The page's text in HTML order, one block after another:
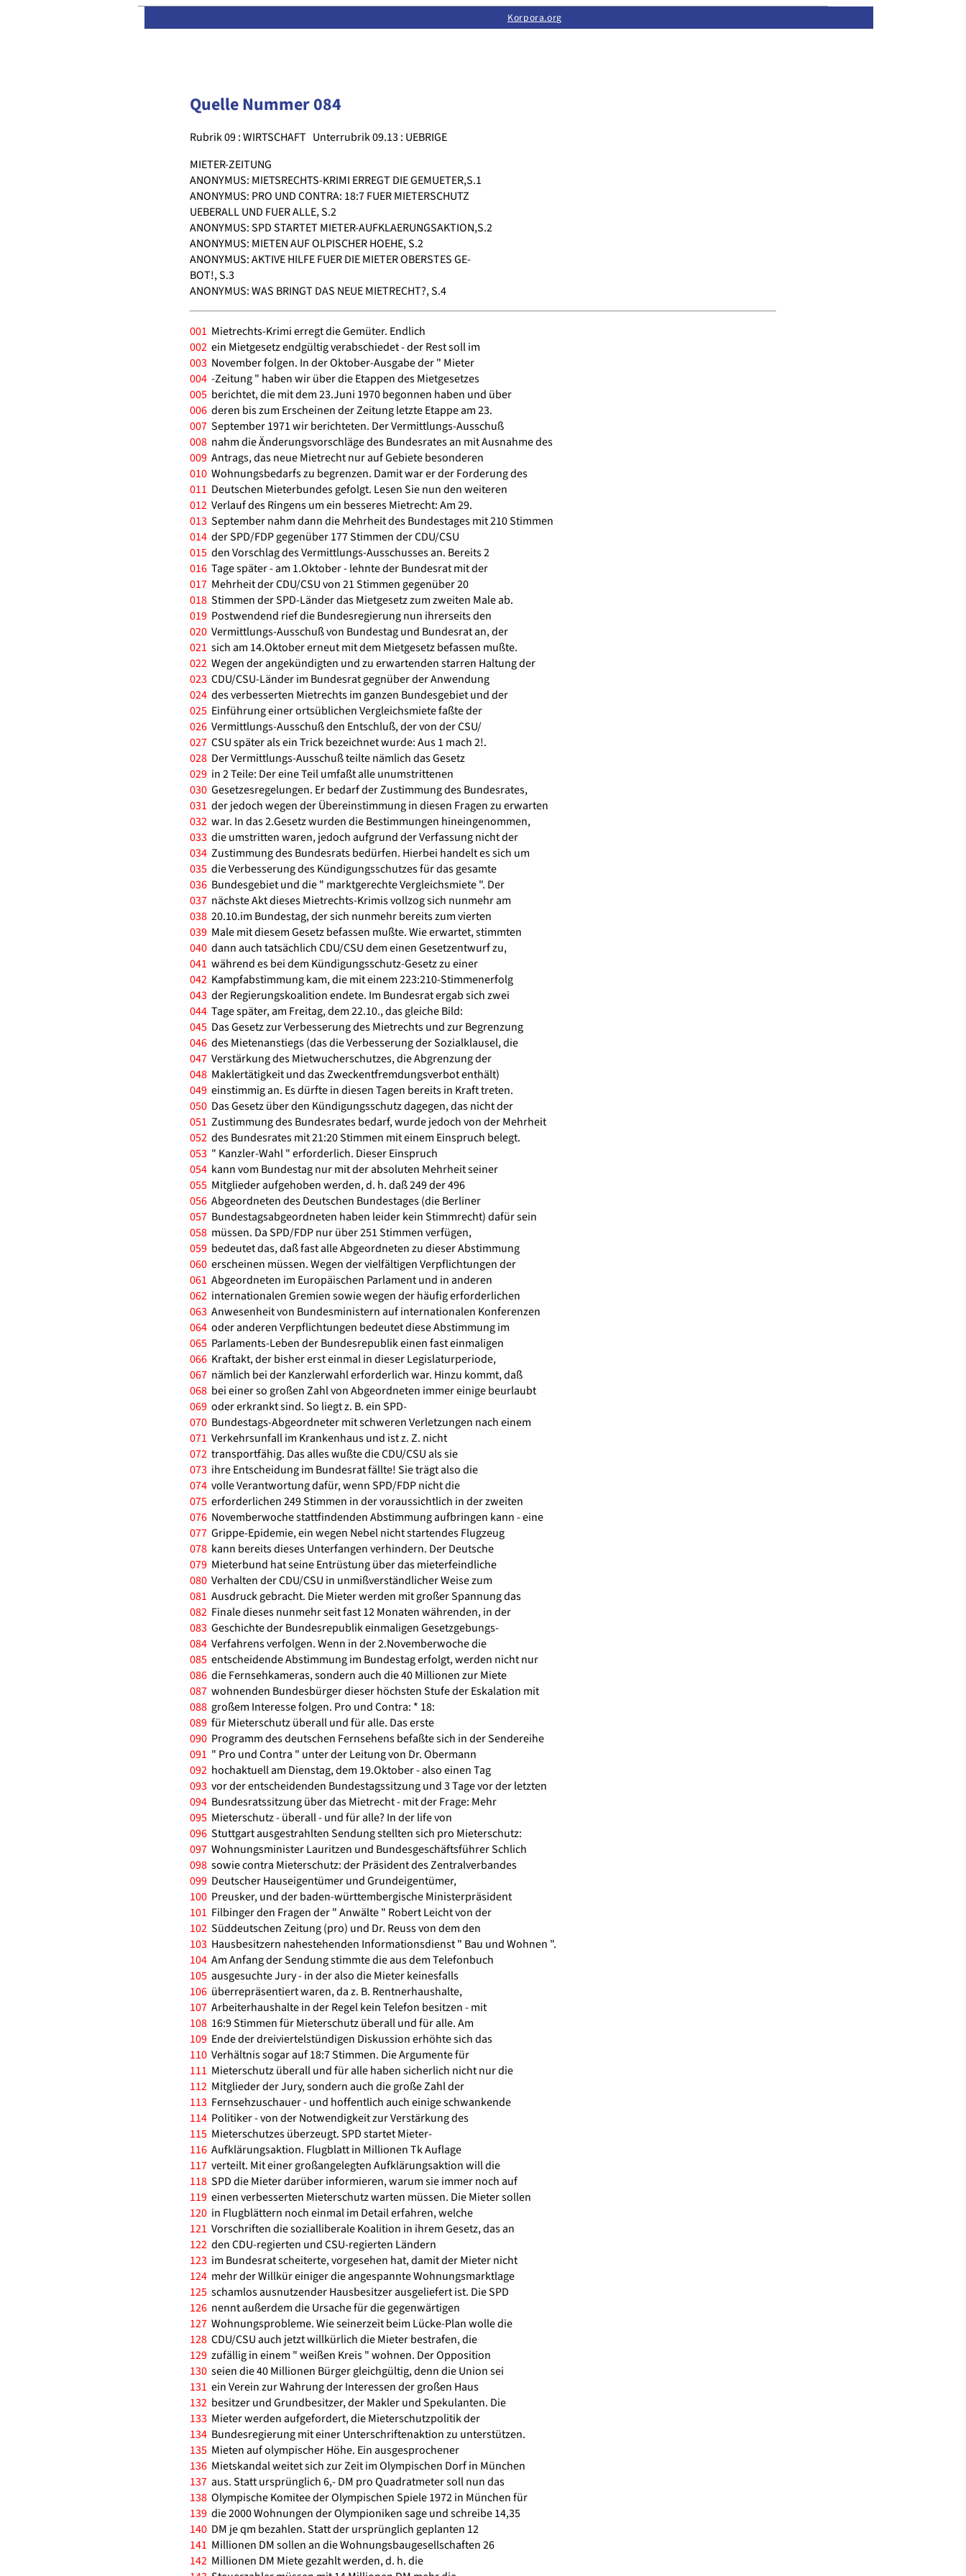
Feedback·Korpora.org
Quelle Nummer 084
Rubrik 09 : WIRTSCHAFT Unterrubrik 09.13 : UEBRIGE
MIETER-ZEITUNG
ANONYMUS: MIETSRECHTS-KRIMI ERREGT DIE GEMUETER,S.1
ANONYMUS: PRO UND CONTRA: 18:7 FUER MIETERSCHUTZ
UEBERALL UND FUER ALLE, S.2
ANONYMUS: SPD STARTET MIETER-AUFKLAERUNGSAKTION,S.2
ANONYMUS: MIETEN AUF OLPISCHER HOEHE, S.2
ANONYMUS: AKTIVE HILFE FUER DIE MIETER OBERSTES GE-
BOT!, S.3
ANONYMUS: WAS BRINGT DAS NEUE MIETRECHT?, S.4
001 Mietrechts-Krimi erregt die Gemüter. Endlich
002 ein Mietgesetz endgültig verabschiedet - der Rest soll im
003 November folgen. In der Oktober-Ausgabe der " Mieter
004 -Zeitung " haben wir über die Etappen des Mietgesetzes
005 berichtet, die mit dem 23.Juni 1970 begonnen haben und über
006 deren bis zum Erscheinen der Zeitung letzte Etappe am 23.
007 September 1971 wir berichteten. Der Vermittlungs-Ausschuß
008 nahm die Änderungsvorschläge des Bundesrates an mit Ausnahme des
009 Antrags, das neue Mietrecht nur auf Gebiete besonderen
010 Wohnungsbedarfs zu begrenzen. Damit war er der Forderung des
011 Deutschen Mieterbundes gefolgt. Lesen Sie nun den weiteren
012 Verlauf des Ringens um ein besseres Mietrecht: Am 29.
013 September nahm dann die Mehrheit des Bundestages mit 210 Stimmen
014 der SPD/FDP gegenüber 177 Stimmen der CDU/CSU
015 den Vorschlag des Vermittlungs-Ausschusses an. Bereits 2
016 Tage später - am 1.Oktober - lehnte der Bundesrat mit der
017 Mehrheit der CDU/CSU von 21 Stimmen gegenüber 20
018 Stimmen der SPD-Länder das Mietgesetz zum zweiten Male ab.
019 Postwendend rief die Bundesregierung nun ihrerseits den
020 Vermittlungs-Ausschuß von Bundestag und Bundesrat an, der
021 sich am 14.Oktober erneut mit dem Mietgesetz befassen mußte.
022 Wegen der angekündigten und zu erwartenden starren Haltung der
023 CDU/CSU-Länder im Bundesrat gegnüber der Anwendung
024 des verbesserten Mietrechts im ganzen Bundesgebiet und der
025 Einführung einer ortsüblichen Vergleichsmiete faßte der
026 Vermittlungs-Ausschuß den Entschluß, der von der CSU/
027 CSU später als ein Trick bezeichnet wurde: Aus 1 mach 2!.
028 Der Vermittlungs-Ausschuß teilte nämlich das Gesetz
029 in 2 Teile: Der eine Teil umfaßt alle unumstrittenen
030 Gesetzesregelungen. Er bedarf der Zustimmung des Bundesrates,
031 der jedoch wegen der Übereinstimmung in diesen Fragen zu erwarten
032 war. In das 2.Gesetz wurden die Bestimmungen hineingenommen,
033 die umstritten waren, jedoch aufgrund der Verfassung nicht der
034 Zustimmung des Bundesrats bedürfen. Hierbei handelt es sich um
035 die Verbesserung des Kündigungsschutzes für das gesamte
036 Bundesgebiet und die " marktgerechte Vergleichsmiete ". Der
037 nächste Akt dieses Mietrechts-Krimis vollzog sich nunmehr am
038 20.10.im Bundestag, der sich nunmehr bereits zum vierten
039 Male mit diesem Gesetz befassen mußte. Wie erwartet, stimmten
040 dann auch tatsächlich CDU/CSU dem einen Gesetzentwurf zu,
041 während es bei dem Kündigungsschutz-Gesetz zu einer
042 Kampfabstimmung kam, die mit einem 223:210-Stimmenerfolg
043 der Regierungskoalition endete. Im Bundesrat ergab sich zwei
044 Tage später, am Freitag, dem 22.10., das gleiche Bild:
045 Das Gesetz zur Verbesserung des Mietrechts und zur Begrenzung
046 des Mietenanstiegs (das die Verbesserung der Sozialklausel, die
047 Verstärkung des Mietwucherschutzes, die Abgrenzung der
048 Maklertätigkeit und das Zweckentfremdungsverbot enthält)
049 einstimmig an. Es dürfte in diesen Tagen bereits in Kraft treten.
050 Das Gesetz über den Kündigungsschutz dagegen, das nicht der
051 Zustimmung des Bundesrates bedarf, wurde jedoch von der Mehrheit
052 des Bundesrates mit 21:20 Stimmen mit einem Einspruch belegt.
053 " Kanzler-Wahl " erforderlich. Dieser Einspruch
054 kann vom Bundestag nur mit der absoluten Mehrheit seiner
055 Mitglieder aufgehoben werden, d. h. daß 249 der 496
056 Abgeordneten des Deutschen Bundestages (die Berliner
057 Bundestagsabgeordneten haben leider kein Stimmrecht) dafür sein
058 müssen. Da SPD/FDP nur über 251 Stimmen verfügen,
059 bedeutet das, daß fast alle Abgeordneten zu dieser Abstimmung
060 erscheinen müssen. Wegen der vielfältigen Verpflichtungen der
061 Abgeordneten im Europäischen Parlament und in anderen
062 internationalen Gremien sowie wegen der häufig erforderlichen
063 Anwesenheit von Bundesministern auf internationalen Konferenzen
064 oder anderen Verpflichtungen bedeutet diese Abstimmung im
065 Parlaments-Leben der Bundesrepublik einen fast einmaligen
066 Kraftakt, der bisher erst einmal in dieser Legislaturperiode,
067 nämlich bei der Kanzlerwahl erforderlich war. Hinzu kommt, daß
068 bei einer so großen Zahl von Abgeordneten immer einige beurlaubt
069 oder erkrankt sind. So liegt z. B. ein SPD-
070 Bundestags-Abgeordneter mit schweren Verletzungen nach einem
071 Verkehrsunfall im Krankenhaus und ist z. Z. nicht
072 transportfähig. Das alles wußte die CDU/CSU als sie
073 ihre Entscheidung im Bundesrat fällte! Sie trägt also die
074 volle Verantwortung dafür, wenn SPD/FDP nicht die
075 erforderlichen 249 Stimmen in der voraussichtlich in der zweiten
076 Novemberwoche stattfindenden Abstimmung aufbringen kann - eine
077 Grippe-Epidemie, ein wegen Nebel nicht startendes Flugzeug
078 kann bereits dieses Unterfangen verhindern. Der Deutsche
079 Mieterbund hat seine Entrüstung über das mieterfeindliche
080 Verhalten der CDU/CSU in unmißverständlicher Weise zum
081 Ausdruck gebracht. Die Mieter werden mit großer Spannung das
082 Finale dieses nunmehr seit fast 12 Monaten währenden, in der
083 Geschichte der Bundesrepublik einmaligen Gesetzgebungs-
084 Verfahrens verfolgen. Wenn in der 2.Novemberwoche die
085 entscheidende Abstimmung im Bundestag erfolgt, werden nicht nur
086 die Fernsehkameras, sondern auch die 40 Millionen zur Miete
087 wohnenden Bundesbürger dieser höchsten Stufe der Eskalation mit
088 großem Interesse folgen. Pro und Contra: * 18:
089 für Mieterschutz überall und für alle. Das erste
090 Programm des deutschen Fernsehens befaßte sich in der Sendereihe
091 " Pro und Contra " unter der Leitung von Dr. Obermann
092 hochaktuell am Dienstag, dem 19.Oktober - also einen Tag
093 vor der entscheidenden Bundestagssitzung und 3 Tage vor der letzten
094 Bundesratssitzung über das Mietrecht - mit der Frage: Mehr
095 Mieterschutz - überall - und für alle? In der life von
096 Stuttgart ausgestrahlten Sendung stellten sich pro Mieterschutz:
097 Wohnungsminister Lauritzen und Bundesgeschäftsführer Schlich
098 sowie contra Mieterschutz: der Präsident des Zentralverbandes
099 Deutscher Hauseigentümer und Grundeigentümer,
100 Preusker, und der baden-württembergische Ministerpräsident
101 Filbinger den Fragen der " Anwälte " Robert Leicht von der
102 Süddeutschen Zeitung (pro) und Dr. Reuss von dem den
103 Hausbesitzern nahestehenden Informationsdienst " Bau und Wohnen ".
104 Am Anfang der Sendung stimmte die aus dem Telefonbuch
105 ausgesuchte Jury - in der also die Mieter keinesfalls
106 überrepräsentiert waren, da z. B. Rentnerhaushalte,
107 Arbeiterhaushalte in der Regel kein Telefon besitzen - mit
108 16:9 Stimmen für Mieterschutz überall und für alle. Am
109 Ende der dreiviertelstündigen Diskussion erhöhte sich das
110 Verhältnis sogar auf 18:7 Stimmen. Die Argumente für
111 Mieterschutz überall und für alle haben sicherlich nicht nur die
112 Mitglieder der Jury, sondern auch die große Zahl der
113 Fernsehzuschauer - und hoffentlich auch einige schwankende
114 Politiker - von der Notwendigkeit zur Verstärkung des
115 Mieterschutzes überzeugt. SPD startet Mieter-
116 Aufklärungsaktion. Flugblatt in Millionen Tk Auflage
117 verteilt. Mit einer großangelegten Aufklärungsaktion will die
118 SPD die Mieter darüber informieren, warum sie immer noch auf
119 einen verbesserten Mieterschutz warten müssen. Die Mieter sollen
120 in Flugblättern noch einmal im Detail erfahren, welche
121 Vorschriften die sozialliberale Koalition in ihrem Gesetz, das an
122 den CDU-regierten und CSU-regierten Ländern
123 im Bundesrat scheiterte, vorgesehen hat, damit der Mieter nicht
124 mehr der Willkür einiger die angespannte Wohnungsmarktlage
125 schamlos ausnutzender Hausbesitzer ausgeliefert ist. Die SPD
126 nennt außerdem die Ursache für die gegenwärtigen
127 Wohnungsprobleme. Wie seinerzeit beim Lücke-Plan wolle die
128 CDU/CSU auch jetzt willkürlich die Mieter bestrafen, die
129 zufällig in einem " weißen Kreis " wohnen. Der Opposition
130 seien die 40 Millionen Bürger gleichgültig, denn die Union sei
131 ein Verein zur Wahrung der Interessen der großen Haus
132 besitzer und Grundbesitzer, der Makler und Spekulanten. Die
133 Mieter werden aufgefordert, die Mieterschutzpolitik der
134 Bundesregierung mit einer Unterschriftenaktion zu unterstützen.
135 Mieten auf olympischer Höhe. Ein ausgesprochener
136 Mietskandal weitet sich zur Zeit im Olympischen Dorf in München
137 aus. Statt ursprünglich 6,- DM pro Quadratmeter soll nun das
138 Olympische Komitee der Olympischen Spiele 1972 in München für
139 die 2000 Wohnungen der Olympioniken sage und schreibe 14,35
140 DM je qm bezahlen. Statt der ursprünglich geplanten 12
141 Millionen DM sollen an die Wohnungsbaugesellschaften 26
142 Millionen DM Miete gezahlt werden, d. h. die
Korpora.org